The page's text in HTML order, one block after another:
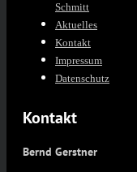
Schmitt
Aktuelles
Kontakt
Impressum
Datenschutz
Kontakt
Bernd Gerstner